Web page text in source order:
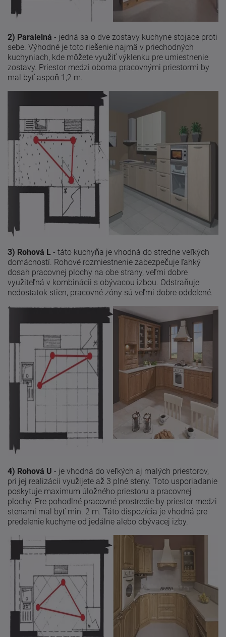
2) Paralelná - jedná sa o dve zostavy kuchyne stojace proti
sebe. Výhodné je toto riešenie najmä v priechodných
kuchyniach, kde môžete využiť výklenku pre umiestnenie
zostavy. Priestor medzi oboma pracovnými priestormi by
mal byť aspoň 1,2 m.
3) Rohová L - táto kuchyňa je vhodná do stredne veľkých
domácností. Rohové rozmiestnenie zabezpečuje ľahký
dosah pracovnej plochy na obe strany, veľmi dobre
využiteľná v kombinácii s obývacou izbou. Odstraňuje
nedostatok stien, pracovné zóny sú veľmi dobre oddelené.
4) Rohová U - je vhodná do veľkých aj malých priestorov,
pri jej realizácii využijete až 3 plné steny. Toto usporiadanie
poskytuje maximum úložného priestoru a pracovnej
plochy. Pre pohodlné pracovné prostredie by priestor medzi
stenami mal byť min. 2 m. Táto dispozícia je vhodná pre
predelenie kuchyne od jedálne alebo obývacej izby.